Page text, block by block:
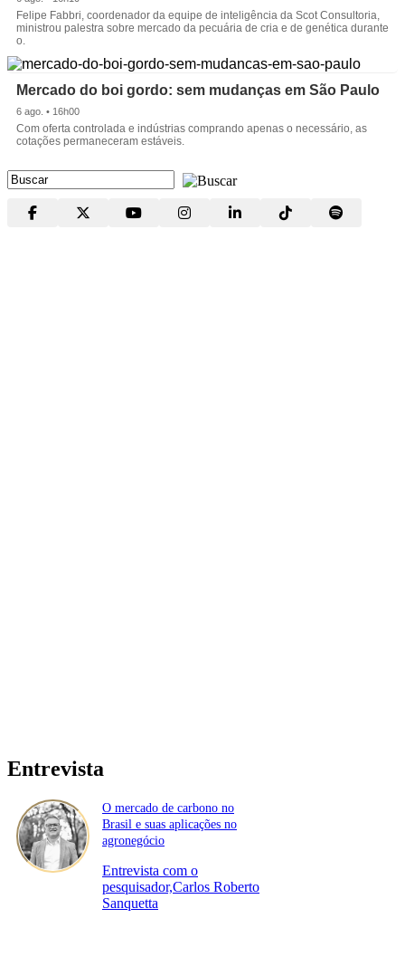
Felipe Fabbri, coordenador da equipe de inteligência da Scot Consultoria,
ministrou palestra sobre mercado da pecuária de cria e de genética durante
o.
Mercado do boi gordo: sem mudanças em São Paulo
6 ago. • 16h00
Com oferta controlada e indústrias comprando apenas o necessário, as
cotações permaneceram estáveis.
Entrevista
O mercado de carbono no
Brasil e suas aplicações no
agronegócio
Entrevista com o
pesquisador,Carlos Roberto
Sanquetta